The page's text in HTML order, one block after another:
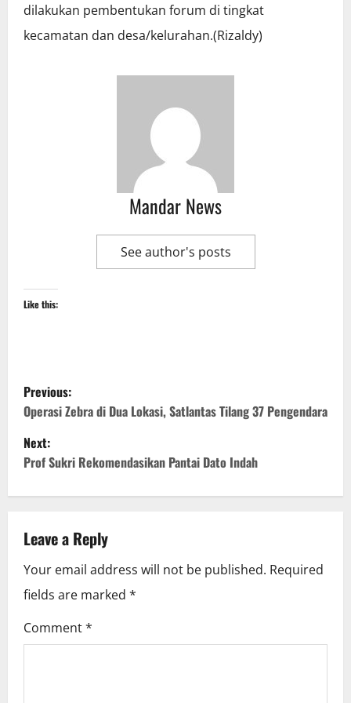
dilakukan pembentukan forum di tingkat
kecamatan dan desa/kelurahan.(Rizaldy)
Mandar News
See author's posts
Like this:
P
o
s
a
v
i
g
Previous:
Operasi Zebra di Dua Lokasi, Satlantas Tilang 37 Pengendara
Next:
Prof Sukri Rekomendasikan Pantai Dato Indah
Leave a Reply
Your email address will not be published. Required
fields are marked *
Comment*